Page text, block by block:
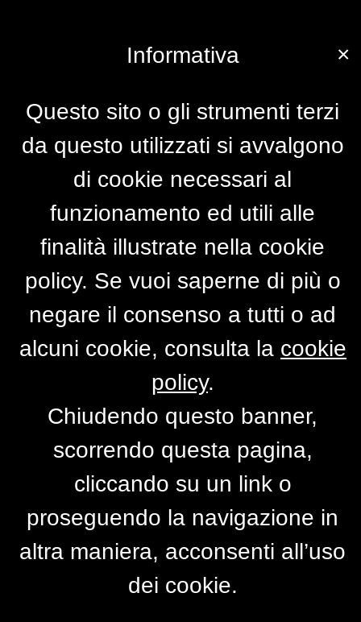
Per accedere alla versione completa del
clicca qui
PRIMO PIANO
×
Informativa
Questo sito o gli strumenti terzi
da questo utilizzati si avvalgono
di cookie necessari al
funzionamento ed utili alle
finalità illustrate nella cookie
policy. Se vuoi saperne di più o
negare il consenso a tutti o ad
alcuni cookie, consulta la cookie
policy.
Chiudendo questo banner,
scorrendo questa pagina,
cliccando su un link o
proseguendo la navigazione in
altra maniera, acconsenti all’uso
dei cookie.